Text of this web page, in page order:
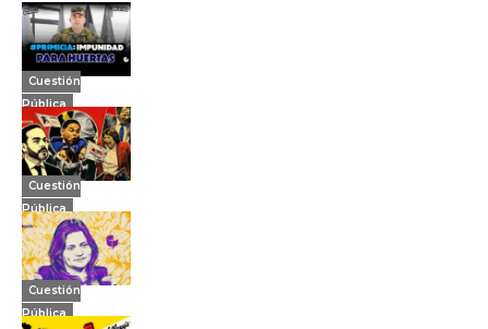
Cuestión
Pública
Cuestión
Pública
Cuestión
Pública